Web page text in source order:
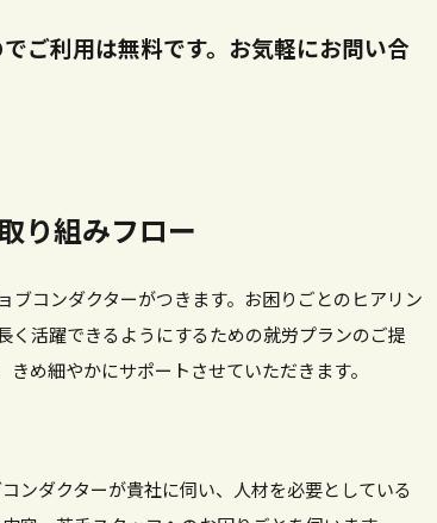
ご利用は無料です。お気軽にお問い合
り組みフロー
ブコンダクターがつきます。お困りごとのヒアリン
く活躍できるようにするための就労プランのご提
め細やかにサポートさせていただきます。
ンダクターが貴社に伺い、人材を必要としている